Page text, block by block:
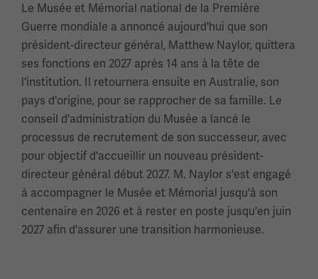
Le Musée et Mémorial national de la Première
Guerre mondiale a annoncé aujourd'hui que son
président-directeur général, Matthew Naylor, quittera
ses fonctions en 2027 après 14 ans à la tête de
l'institution. Il retournera ensuite en Australie, son
pays d'origine, pour se rapprocher de sa famille. Le
conseil d'administration du Musée a lancé le
processus de recrutement de son successeur, avec
pour objectif d'accueillir un nouveau président-
directeur général début 2027. M. Naylor s'est engagé
à accompagner le Musée et Mémorial jusqu'à son
centenaire en 2026 et à rester en poste jusqu'en juin
2027 afin d'assurer une transition harmonieuse.